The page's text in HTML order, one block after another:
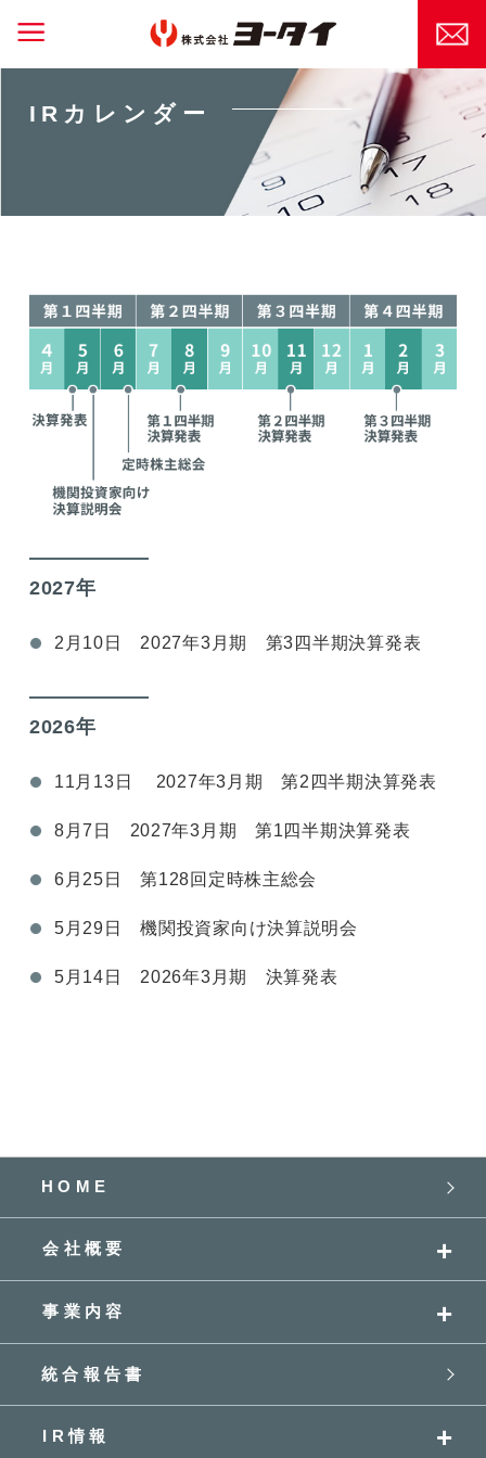
IRカレンダー
2027年
2月10日 2027年3月期 第3四半期決算発表
2026年
11月13日 2027年3月期 第2四半期決算発表
8月7日 2027年3月期 第1四半期決算発表
6月25日 第128回定時株主総会
5月29日 機関投資家向け決算説明会
5月14日 2026年3月期 決算発表
HOME
会社概要
事業内容
統合報告書
IR情報